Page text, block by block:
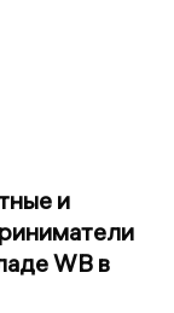
и
WB в